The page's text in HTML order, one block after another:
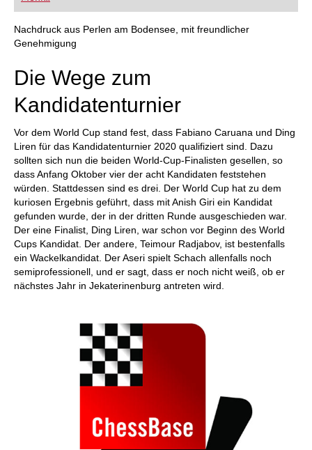
FRITZ trainieren Sie effizienter, intelligenter und
individueller als je zuvor.
Nachdruck aus Perlen am Bodensee, mit freundlicher
Genehmigung
Die Wege zum
Kandidatenturnier
Vor dem World Cup stand fest, dass Fabiano Caruana und Ding
Liren für das Kandidatenturnier 2020 qualifiziert sind. Dazu
sollten sich nun die beiden World-Cup-Finalisten gesellen, so
dass Anfang Oktober vier der acht Kandidaten feststehen
würden. Stattdessen sind es drei. Der World Cup hat zu dem
kuriosen Ergebnis geführt, dass mit Anish Giri ein Kandidat
gefunden wurde, der in der dritten Runde ausgeschieden war.
Der eine Finalist, Ding Liren, war schon vor Beginn des World
Cups Kandidat. Der andere, Teimour Radjabov, ist bestenfalls
ein Wackelkandidat. Der Aseri spielt Schach allenfalls noch
semiprofessionell, und er sagt, dass er noch nicht weiß, ob er
nächstes Jahr in Jekaterinenburg antreten wird.